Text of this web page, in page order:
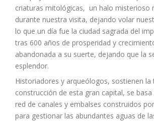
criaturas mitológicas, un halo misterioso
durante nuestra visita, dejando volar
lo que un día fue la ciudad sagrada del
tras 600 años de prosperidad y
abandonada a su suerte, dejando que la
esplendor.
Historiadores y arqueólogos, sostienen la
construcción de esta gran capital, se
red de canales y embalses construidos
para gestionar las abundantes aguas de